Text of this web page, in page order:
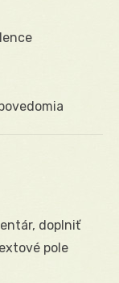
doplniť
pole